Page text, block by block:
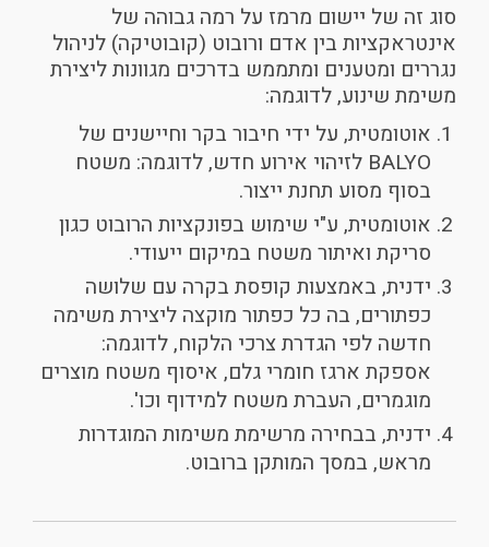
סוג זה של יישום מרמז על רמה גבוהה של
אינטראקציות בין אדם ורובוט (קובוטיקה) לניהול
נגררים ומטענים ומתממש בדרכים מגוונות ליצירת
משימת שינוע, לדוגמה:
אוטומטית, על ידי חיבור בקר וחיישנים של
BALYO לזיהוי אירוע חדש, לדוגמה: משטח
בסוף מסוע תחנת ייצור.
אוטומטית, ע"י שימוש בפונקציות הרובוט כגון
סריקת ואיתור משטח במיקום ייעודי.
ידנית, באמצעות קופסת בקרה עם שלושה
כפתורים, בה כל כפתור מוקצה ליצירת משימה
חדשה לפי הגדרת צרכי הלקוח, לדוגמה:
אספקת ארגז חומרי גלם, איסוף משטח מוצרים
מוגמרים, העברת משטח למידוף וכו'.
ידנית, בבחירה מרשימת משימות המוגדרות
מראש, במסך המותקן ברובוט.